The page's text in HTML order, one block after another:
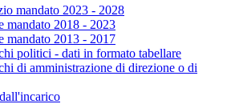
mandato 2023 - 2028
mandato 2018 - 2023
mandato 2013 - 2017
politici - dati in formato tabellare
di amministrazione di direzione o di